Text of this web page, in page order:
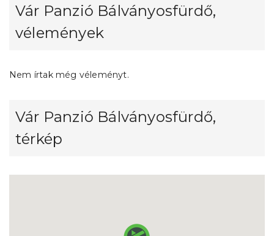
Vár Panzió Bálványosfürdő,
vélemények
Nem írtak még véleményt.
Vár Panzió Bálványosfürdő,
térkép